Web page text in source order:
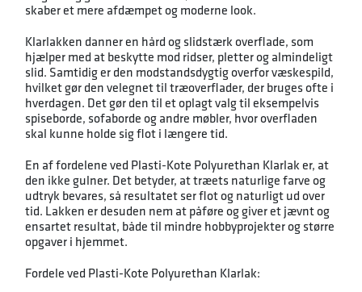
skaber et mere afdæmpet og moderne look.
Klarlakken danner en hård og slidstærk overflade, som
hjælper med at beskytte mod ridser, pletter og almindeligt
slid. Samtidig er den modstandsdygtig overfor væskespild,
hvilket gør den velegnet til træoverflader, der bruges ofte i
hverdagen. Det gør den til et oplagt valg til eksempelvis
spiseborde, sofaborde og andre møbler, hvor overfladen
skal kunne holde sig flot i længere tid.
En af fordelene ved Plasti-Kote Polyurethan Klarlak er, at
den ikke gulner. Det betyder, at træets naturlige farve og
udtryk bevares, så resultatet ser flot og naturligt ud over
tid. Lakken er desuden nem at påføre og giver et jævnt og
ensartet resultat, både til mindre hobbyprojekter og større
opgaver i hjemmet.
Fordele ved Plasti-Kote Polyurethan Klarlak: